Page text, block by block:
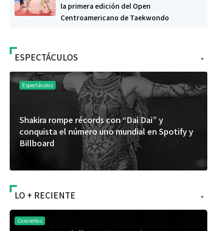
la primera edición del Open
Centroamericano de Taekwondo
+
ESPECTÁCULOS
Espectáculos
Shakira rompe récords con “Dai Dai” y
conquista el número uno mundial en Spotify y
Billboard
+
LO + RECIENTE
Conciertos